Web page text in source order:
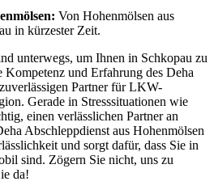
Von Hohenmölsen aus
in kürzester Zeit.
unterwegs, um Ihnen in Schkopau zu
Kompetenz und Erfahrung des Deha
Partner für LKW-
Gerade in Stresssituationen wie
einen verlässlichen Partner an
Abschleppdienst aus Hohenmölsen
und sorgt dafür, dass Sie in
sind. Zögern Sie nicht, uns zu
da!